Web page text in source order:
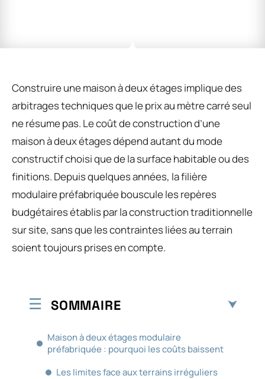
Construire une maison à deux étages implique des
arbitrages techniques que le prix au mètre carré seul
ne résume pas. Le coût de construction d’une
maison à deux étages dépend autant du mode
constructif choisi que de la surface habitable ou des
finitions. Depuis quelques années, la filière
modulaire préfabriquée bouscule les repères
budgétaires établis par la construction traditionnelle
sur site, sans que les contraintes liées au terrain
soient toujours prises en compte.
SOMMAIRE
Maison à deux étages modulaire
préfabriquée : pourquoi les coûts baissent
Les limites face aux terrains irréguliers